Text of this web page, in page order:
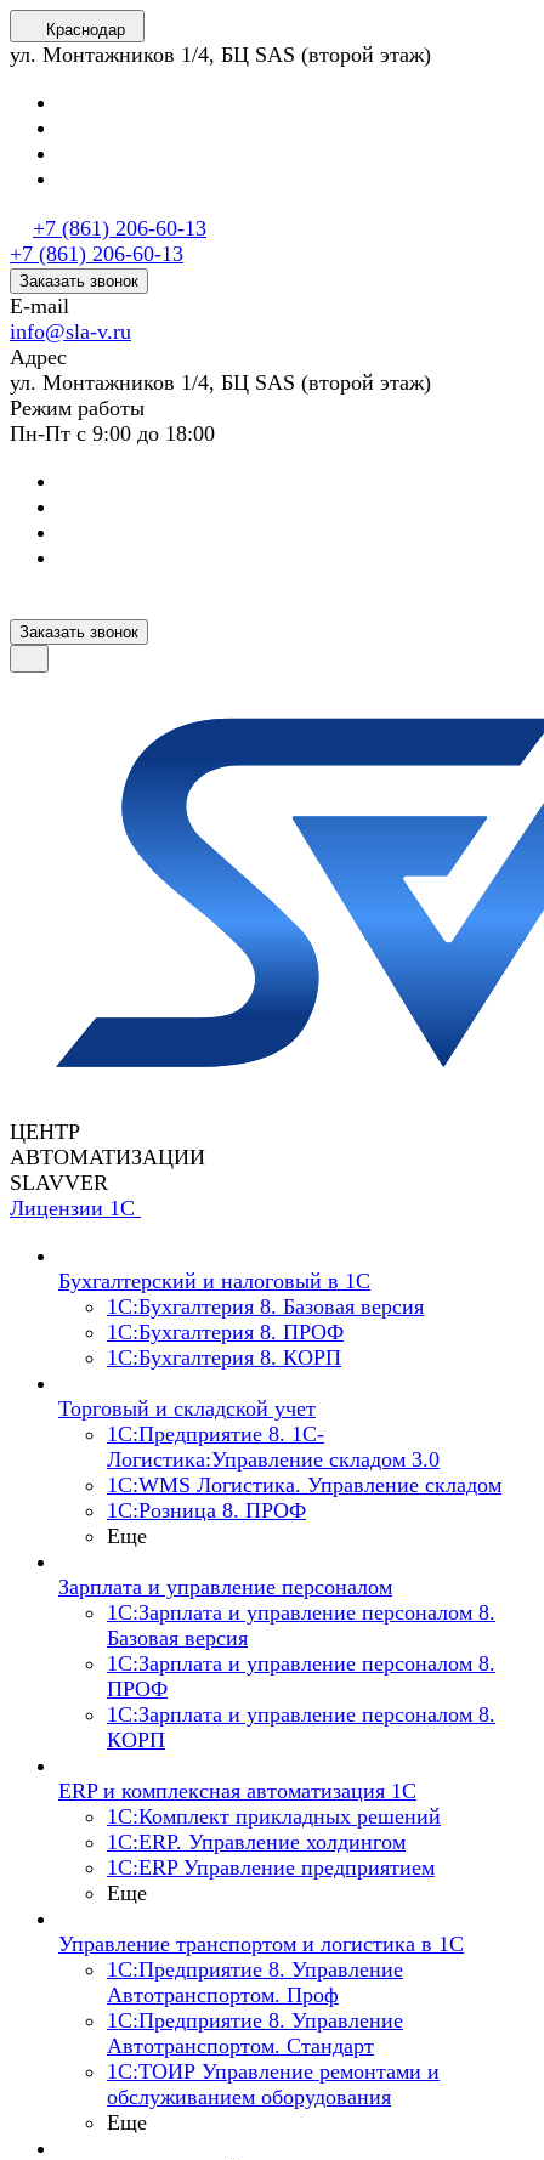
Краснодар
ул. Монтажников 1/4, БЦ SAS (второй этаж)
+7 (861) 206-60-13
+7 (861) 206-60-13
Заказать звонок
E-mail
info@sla-v.ru
Адрес
ул. Монтажников 1/4, БЦ SAS (второй этаж)
Режим работы
Пн-Пт с 9:00 до 18:00
Заказать звонок
ЦЕНТР
АВТОМАТИЗАЦИИ
SLAVVER
Лицензии 1С
Бухгалтерский и налоговый в 1С
1C:Бухгалтерия 8. Базовая версия
1C:Бухгалтерия 8. ПРОФ
1C:Бухгалтерия 8. КОРП
Торговый и складской учет
1С:Предприятие 8. 1С-
Логистика:Управление складом 3.0
1С:WMS Логистика. Управление складом
1С:Розница 8. ПРОФ
Еще
Зарплата и управление персоналом
1С:Зарплата и управление персоналом 8.
Базовая версия
1С:Зарплата и управление персоналом 8.
ПРОФ
1С:Зарплата и управление персоналом 8.
КОРП
ERP и комплексная автоматизация 1С
1С:Комплект прикладных решений
1С:ERP. Управление холдингом
1С:ERP Управление предприятием
Еще
Управление транспортом и логистика в 1С
1С:Предприятие 8. Управление
Автотранспортом. Проф
1С:Предприятие 8. Управление
Автотранспортом. Стандарт
1С:ТОИР Управление ремонтами и
обслуживанием оборудования
Еще